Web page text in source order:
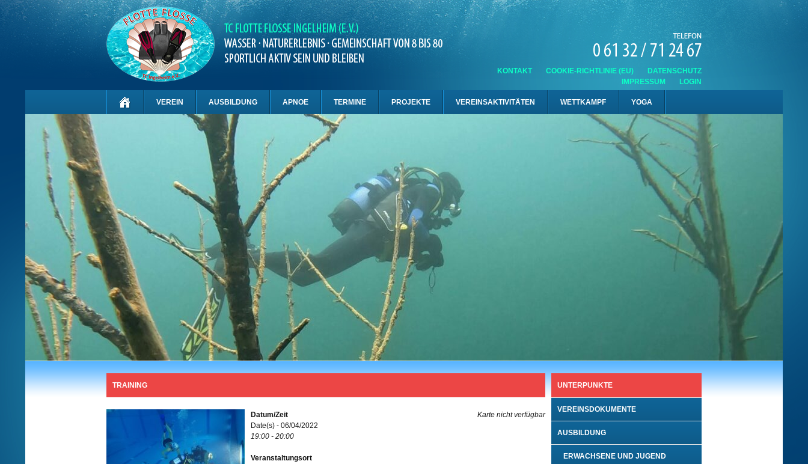
KONTAKT COOKIE-RICHTLINIE (EU)
DATENSCHUTZ
IMPRESSUM
LOGIN
VEREIN AUSBILDUNG APNOE TERMINE PROJEKTE VEREINSAKTIVITÄTEN WETTKAMPF YOGA
TRAINING
Karte nicht verfügbar
Datum/Zeit
Date(s) - 06/04/2022
19:00 - 20:00
Veranstaltungsort
UNTERPUNKTE
VEREINSDOKUMENTE
AUSBILDUNG
ERWACHSENE UND JUGEND